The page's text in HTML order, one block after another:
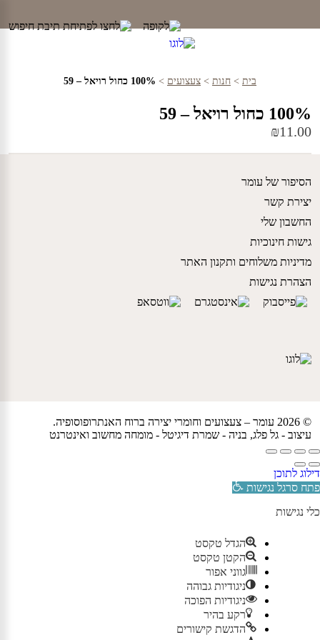
content
בית > חנות > צעצועים > 100% כחול רויאל – 59
100% כחול רויאל – 59
₪11.00
הסיפור של עומר
יצירת קשר
החשבון שלי
גישות חינוכיות
מדיניות משלוחים ותקנון האתר
הצהרת נגישות
© 2026 עומר – צעצועים וחומרי יצירה ברוח האנתרופוסופיה.
עיצוב - גל פלג, בניה - שמרת דיגיטל - מומחה מחשוב ואינטרנט
דילוג לתוכן
פתח סרגל נגישות
כלי נגישות
הגדל טקסט
הקטן טקסט
גווני אפור
ניגודיות גבוהה
ניגודיות הפוכה
רקע בהיר
הדגשת קישורים